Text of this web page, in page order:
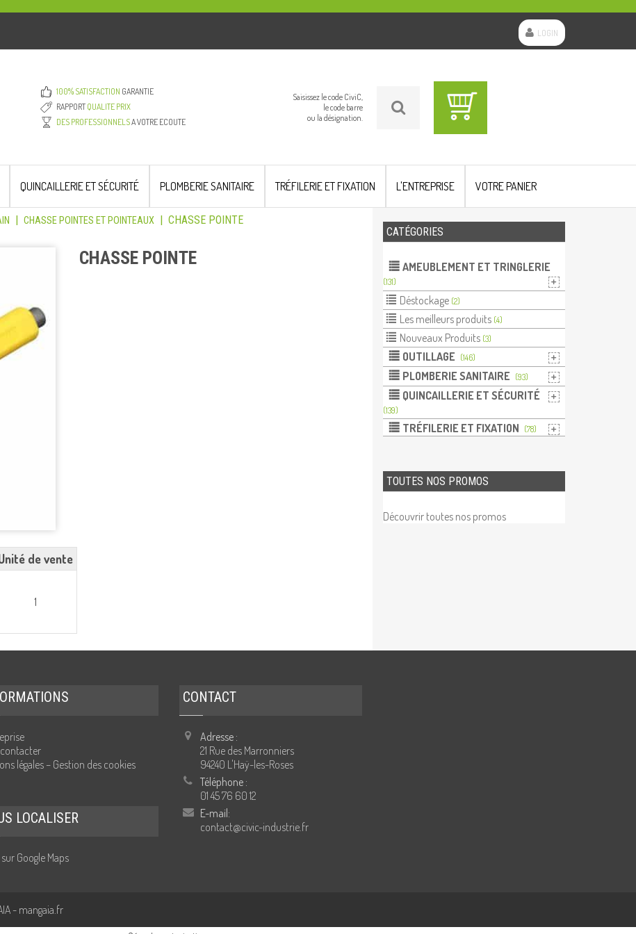
LOGIN
100% SATISFACTION GARANTIE
RAPPORT QUALITE PRIX
DES PROFESSIONNELSA VOTRE ECOUTE
Saisissez le code CiviC,
le code barre
ou la désignation.
QUINCAILLERIE ET SÉCURITÉ PLOMBERIE SANITAIRE TRÉFILERIE ET FIXATION L'ENTREPRISE VOTRE PANIER
| CHASSE POINTES ET POINTEAUX | CHASSE POINTE
CHASSE POINTE
de vente
1
CATÉGORIES
AMEUBLEMENT ET TRINGLERIE
(131)
Déstockage (2)
Les meilleurs produits (4)
Nouveaux Produits (3)
OUTILLAGE (146)
PLOMBERIE SANITAIRE (93)
QUINCAILLERIE ET SÉCURITÉ
(139)
TRÉFILERIE ET FIXATION (78)
TOUTES NOS PROMOS
Découvrir toutes nos promos
légales – Gestion des cookies
LOCALISER
Google Maps
CONTACT
Adresse :
21 Rue des Marronniers
94240 L'Haÿ-les-Roses
Téléphone :
01 45 76 60 12
E-mail:
contact@civic-industrie.fr
- mangaia.fr